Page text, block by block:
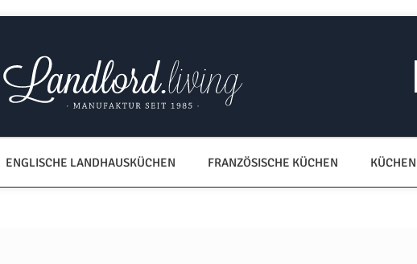
ENGLISCHE LANDHAUSKÜCHEN FRANZÖSISCHE KÜCHEN